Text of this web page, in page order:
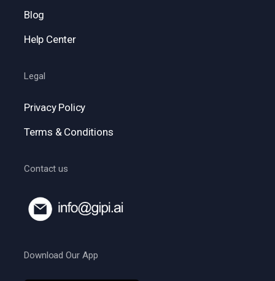
Blog
Help Center
Legal
Privacy Policy
Terms & Conditions
Contact us
Download Our App